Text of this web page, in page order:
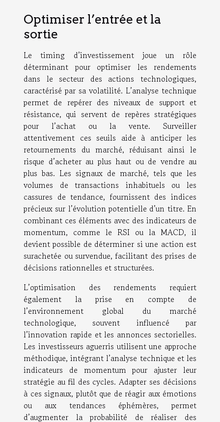
Optimiser l’entrée et la
sortie
Le timing d’investissement joue un rôle
déterminant pour optimiser les rendements
dans le secteur des actions technologiques,
caractérisé par sa volatilité. L’analyse technique
permet de repérer des niveaux de support et
résistance, qui servent de repères stratégiques
pour l’achat ou la vente. Surveiller
attentivement ces seuils aide à anticiper les
retournements du marché, réduisant ainsi le
risque d’acheter au plus haut ou de vendre au
plus bas. Les signaux de marché, tels que les
volumes de transactions inhabituels ou les
cassures de tendance, fournissent des indices
précieux sur l’évolution potentielle d’un titre. En
combinant ces éléments avec des indicateurs de
momentum, comme le RSI ou la MACD, il
devient possible de déterminer si une action est
surachetée ou survendue, facilitant des prises de
décisions rationnelles et structurées.
L’optimisation des rendements requiert
également la prise en compte de
l’environnement global du marché
technologique, souvent influencé par
l’innovation rapide et les annonces sectorielles.
Les investisseurs aguerris utilisent une approche
méthodique, intégrant l’analyse technique et les
indicateurs de momentum pour ajuster leur
stratégie au fil des cycles. Adapter ses décisions
à ces signaux, plutôt que de réagir aux émotions
ou aux tendances éphémères, permet
d’augmenter la probabilité de réaliser des